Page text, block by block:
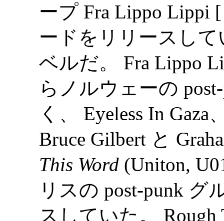
ープ Fra Lippo Lippi [
ードをリリースし
ベルだ。 Fra Lippo
らノルウェーの
く、 Eyeless In
Bruce Gilbert と
This Word (Uniton,
リスの post-punk
スしていた。 Rough